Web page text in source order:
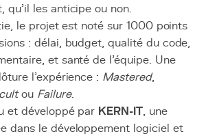
qu'il les anticipe ou non.
le projet est noté sur 1000 points
: délai, budget, qualité du code,
et santé de l'équipe. Une
l'expérience : Mastered,
ou Failure.
et développé par KERN-IT, une
dans le développement logiciel et